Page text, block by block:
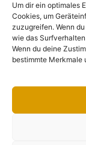
Um dir ein optimales
Cookies, um
zuzugreifen. Wenn
wie das
Wenn du deine
bestimmte Merkmale
Start
Abo
Kontakt